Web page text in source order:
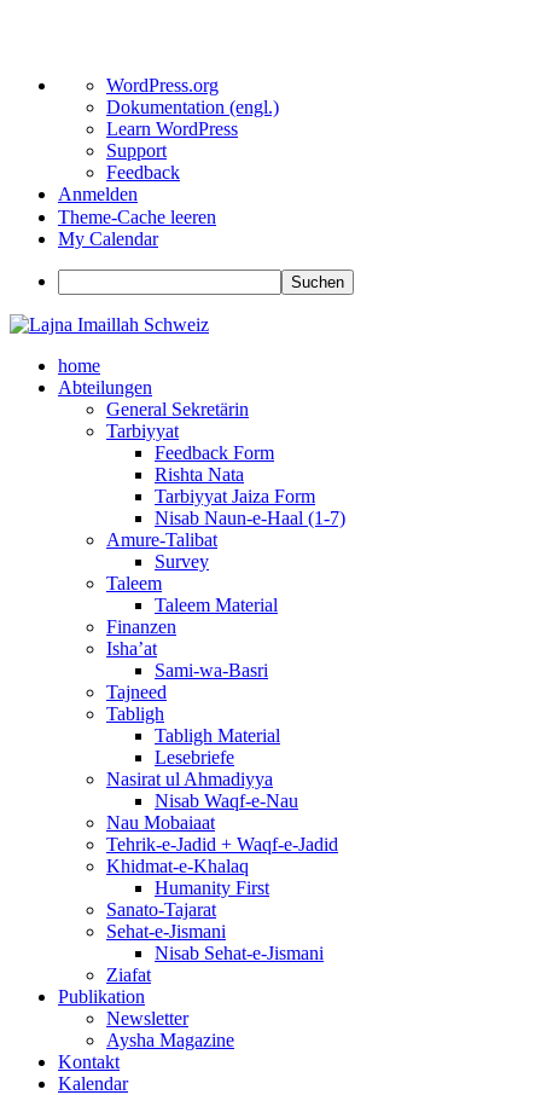
Über
WordPress
WordPress.org
Dokumentation (engl.)
Learn WordPress
Support
Feedback
Anmelden
Theme-Cache leeren
My Calendar
Suchen
Zum
springenhome
Abteilungen
General Sekretärin
Tarbiyyat
Feedback Form
Rishta Nata
Tarbiyyat Jaiza Form
Nisab Naun-e-Haal (1-7)
Amure-Talibat
Survey
Taleem
Taleem Material
Finanzen
Isha’at
Sami-wa-Basri
Tajneed
Tabligh
Tabligh Material
Lesebriefe
Nasirat ul Ahmadiyya
Nisab Waqf-e-Nau
Nau Mobaiaat
Tehrik-e-Jadid + Waqf-e-Jadid
Khidmat-e-Khalaq
Humanity First
Sanato-Tajarat
Sehat-e-Jismani
Nisab Sehat-e-Jismani
Ziafat
Publikation
Newsletter
Aysha Magazine
Kontakt
Kalendar